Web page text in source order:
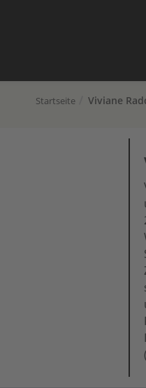
Startseite Viviane